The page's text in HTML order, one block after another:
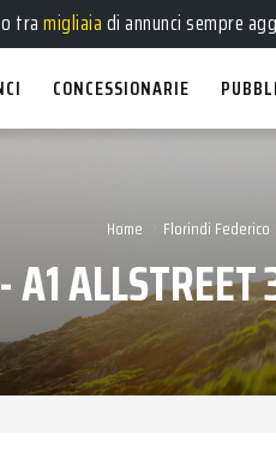
, akm 0eaziendaliin vendita!
tramigliaiadi annunci sempre
CONCESSIONARIE
Home Florindi Federico